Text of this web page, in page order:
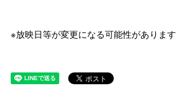
※放映日等が変更になる可能性があります